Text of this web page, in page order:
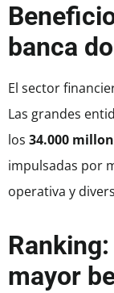
banca
El sector
Las grandes
los 34.000
impulsadas por
operativa y
mayor